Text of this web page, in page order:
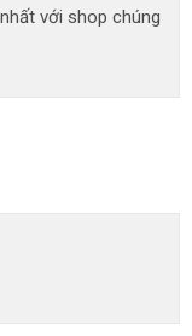
với shop chúng